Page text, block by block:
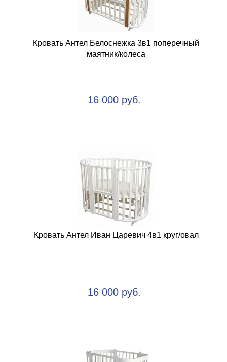
Кровать Антел Белоснежка 3в1 поперечный
маятник/колеса
16 000 руб.
Кровать Антел Иван Царевич 4в1 круг/овал
16 000 руб.